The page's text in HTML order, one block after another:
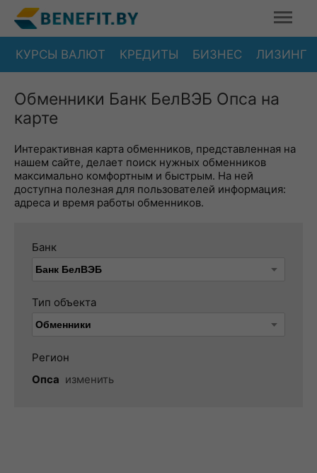
КУРСЫ ВАЛЮТ КРЕДИТЫ БИЗНЕС ЛИЗИНГ
Обменники Банк БелВЭБ Опса на
карте
Интерактивная карта обменников, представленная на
нашем сайте, делает поиск нужных обменников
максимально комфортным и быстрым. На ней
доступна полезная для пользователей информация:
адреса и время работы обменников.
Банк
Тип объекта
Регион
Опса изменить